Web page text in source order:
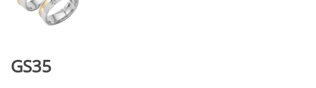
GS35